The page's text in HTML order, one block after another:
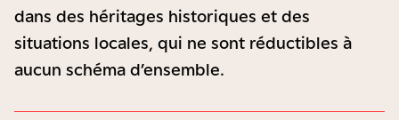
dans des héritages historiques et des
situations locales, qui ne sont réductibles à
aucun schéma d’ensemble.